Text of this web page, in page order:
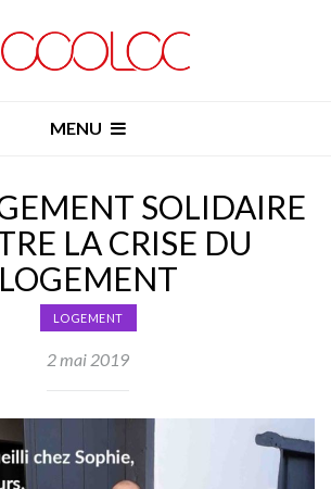
MENU
SOLIDAIRE
LA CRISE DU
LOGEMENT
LOGEMENT
2 mai 2019